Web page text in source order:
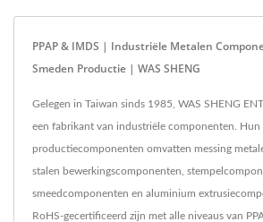
PPAP & IMDS | Industriële Metalen
Smeden Productie | WAS SHENG
Gelegen in Taiwan sinds 1985, WAS SHENG
een fabrikant van industriële componenten. Hun
productiecomponenten omvatten messing
stalen bewerkingscomponenten,
smeedcomponenten en aluminium
RoHS-gecertificeerd zijn met alle niveaus van